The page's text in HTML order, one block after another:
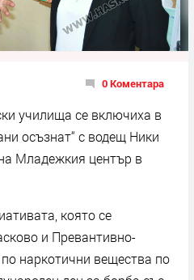
0 Коментара
училища се включиха в
осъзнат“ с водещ Ники
Младежкия център в
която се
и Превантивно-
наркотични вещества по